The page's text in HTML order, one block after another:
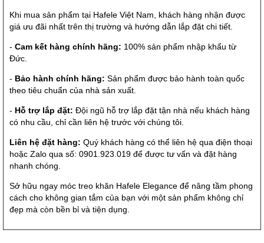
Khi mua sản phẩm tại Hafele Việt Nam, khách hàng nhận được
giá ưu đãi nhất trên thị trường và hướng dẫn lắp đặt chi tiết.
- Cam kết hàng chính hãng: 100% sản phẩm nhập khẩu từ
Đức.
- Bảo hành chính hãng: Sản phẩm được bảo hành toàn quốc
theo tiêu chuẩn của nhà sản xuất.
- Hỗ trợ lắp đặt: Đội ngũ hỗ trợ lắp đặt tận nhà nếu khách hàng
có nhu cầu, chỉ cần liên hệ trước với chúng tôi.
Liên hệ đặt hàng: Quý khách hàng có thể liên hệ qua điện thoại
hoặc Zalo qua số: 0901.923.019 để được tư vấn và đặt hàng
nhanh chóng.
Sở hữu ngay móc treo khăn Hafele Elegance để nâng tầm phong
cách cho không gian tắm của bạn với một sản phẩm không chỉ
đẹp mà còn bền bỉ và tiện dụng.